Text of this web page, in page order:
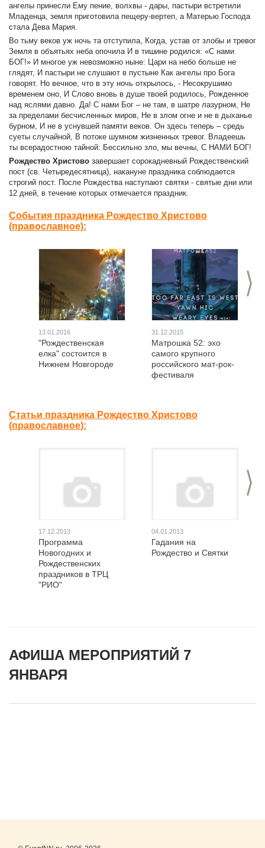
ангелы принесли Ему пение, волхвы - дары, пастыри встретили
Младенца, земля приготовила пещеру-вертеп, а Матерью Господа
стала Дева Мария.
Во тьму веков уж ночь та отступила, Когда, устав от злобы и тревог
Земля в объятьях неба опочила И в тишине родился: «С нами
БОГ!» И многое уж невозможно ныне: Цари на небо больше не
глядят, И пастыри не слушают в пустыне Как ангелы про Бога
говорят. Но вечное, что в эту ночь открылось, - Несокрушимо
временем оно, И Слово вновь в душе твоей родилось, Рожденное
над яслями давно. Да! С нами Бог – не там, в шатре лазурном, Не
за пределами бесчисленных миров, Не в злом огне и не в дыханье
бурном, И не в уснувшей памяти веков. Он здесь теперь – средь
суеты случайной, В потоке шумном жизненных тревог. Владеешь
ты всерадостною тайной: Бессильно зло, мы вечны, С НАМИ БОГ!
Рождество Христово завершает сорокадневный Рождественский
пост (св. Четыредесятница), накануне праздника соблюдается
строгий пост. После Рождества наступают святки - святые дни или
12 дней, в течение которых отмечается праздник.
События праздника Рождество Христово
(православное):
>
13.01.2016
"Рождественская
елка" состоится в
Нижнем Новгороде
31.12.2015
Матрошка 52: эхо
самого крупного
российского мат-рок-
фестиваля
Статьи праздника Рождество Христово
(православное):
>
17.12.2013
Программа
Новогодних и
Рождественских
праздников в ТРЦ
"РИО"
04.01.2013
Гадания на
Рождество и Святки
АФИША МЕРОПРИЯТИЙ 7
ЯНВАРЯ